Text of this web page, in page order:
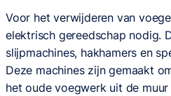
Voor het verwijderen van
elektrisch gereedschap nodig.
slijpmachines, hakhamers en
Deze machines zijn gemaakt
het oude voegwerk uit de